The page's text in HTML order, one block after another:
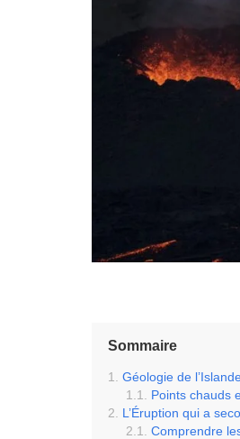
Sommaire
Géologie de
Points chauds
L’Éruption qui a
Comprendre